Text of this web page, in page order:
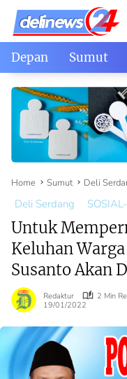
Skip
content
Depan Sumut
Home Sumut Deli
Deli Serdang
Untuk
Keluhan
Susanto Akan
Redaktur
2 Min
19/01/2022